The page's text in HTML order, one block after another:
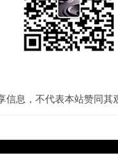
息，不代表本站赞同其